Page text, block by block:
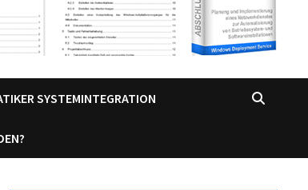
SYSTEMINTEGRATION